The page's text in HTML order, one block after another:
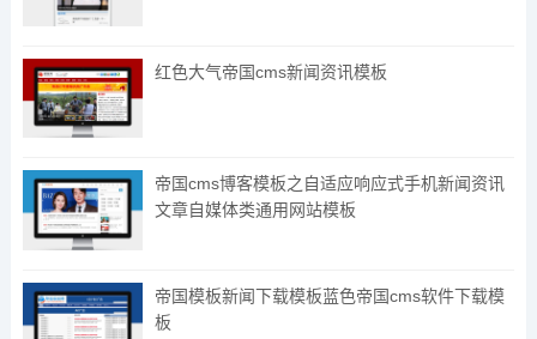
红色大气帝国cms新闻资讯模板
帝国cms博客模板之自适应响应式手机新闻资讯
文章自媒体类通用网站模板
帝国模板新闻下载模板蓝色帝国cms软件下载模
板